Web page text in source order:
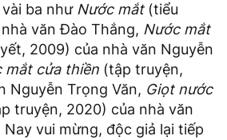
ba như Nước mắt (tiểu
văn Đào Thắng, Nước mắt
2009) của nhà văn Nguyễn
mắt cửa thiền (tập truyện,
Nguyễn Trọng Văn, Giọt nước
truyện, 2020) của nhà văn
vui mừng, độc giả lại tiếp